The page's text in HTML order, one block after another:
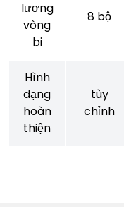
lượng
vòng
bi
8 bộ
Hình
dạng
hoàn
thiện
tùy
chỉnh